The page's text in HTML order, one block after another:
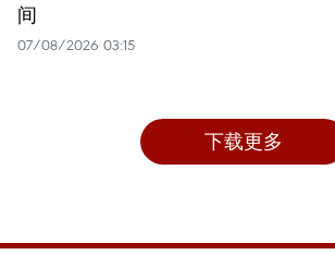
间
07/08/2026 03:15
下载更多